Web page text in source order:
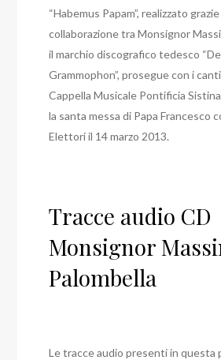
“Habemus Papam”, realizzato grazie
collaborazione tra Monsignor
il marchio discografico tedesco
Grammophon”, prosegue con i
Cappella Musicale Pontificia
la santa messa di Papa Francesco
Elettori il 14 marzo 2013.
Tracce audio CD
Monsignor
Palombella
Le tracce audio presenti in questa